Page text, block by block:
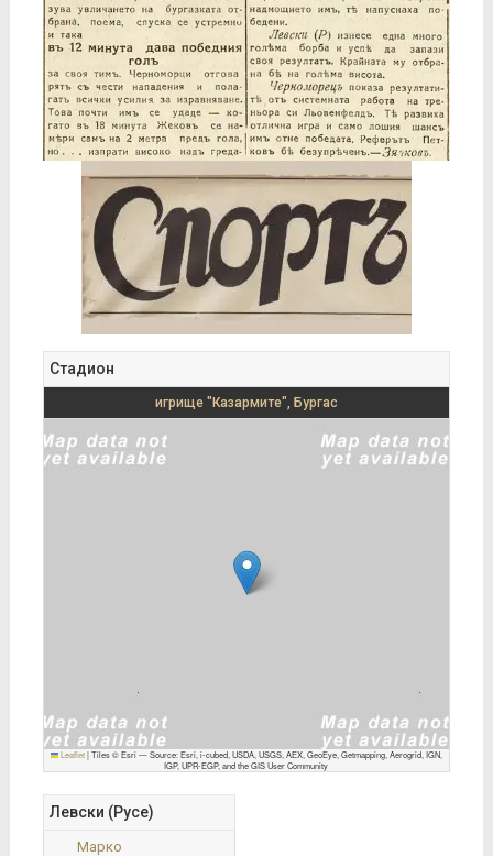
Стадион
игрище "Казармите", Бургас
Leaflet |Tiles © Esri — Source: Esri, i-cubed, USDA, USGS, AEX, GeoEye, Getmapping, Aerogrid, IGN,
IGP, UPR-EGP, and the GIS User Community
Левски (Русе)
Марко